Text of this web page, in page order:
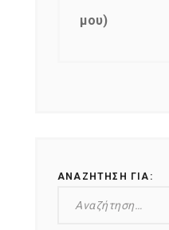
μου)
ΑΝΑΖΉΤΗΣΗ ΓΙΑ: